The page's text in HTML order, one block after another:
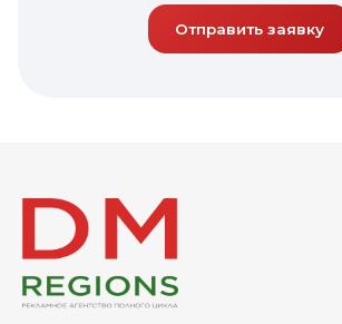
Отправить заявку